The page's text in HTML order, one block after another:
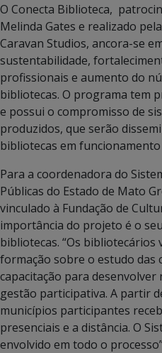
O Conecta Biblioteca,
Melinda Gates e realizado
Caravan Studios, ancora-se
sustentabilidade,
profissionais e aumento do
bibliotecas. O programa tem
e possui o compromisso de
produzidos, que serão
bibliotecas em funcionamento
Para a coordenadora do
Públicas do Estado de Mato
vinculado à Fundação de
importância do projeto é o
bibliotecas. “Os bibliotecários
formação sobre o estudo das
capacitação para
gestão participativa. A partir
municípios participantes
presenciais e a distância. O
envolvido em todo o